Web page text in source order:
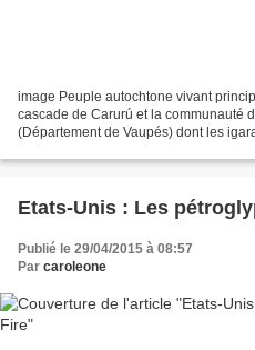
image Peuple autochtone vivant
cascade de Carurú et la communauté
(Département de Vaupés) dont les
Etats-Unis : Les
Publié le 29/04/2015 à 08:57
Par caroleone